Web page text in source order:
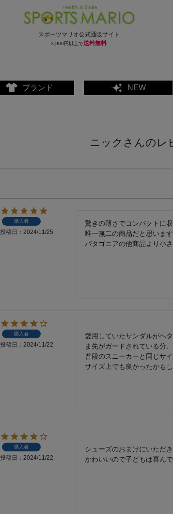
スポーツマリオ公式通販サイト
3,900円以上で送料無料
ブランド NEW
ニックさんのレ
購入者
投稿日 2024/11/25
驚きの薄さでコンパクトに
唯一無二の商品だと思います
購入者
投稿日 2024/11/22
愛用していたサンダルがヘ
ま先がガードされている分
普段のスニーカーと同じサ
サイズ上でも良かったかもし
購入者
投稿日 2024/11/22
シューズのおまけにいただ
かわいいので子どもは喜んで